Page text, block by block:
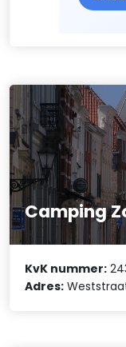
Camping
KvK nummer:
Adres: